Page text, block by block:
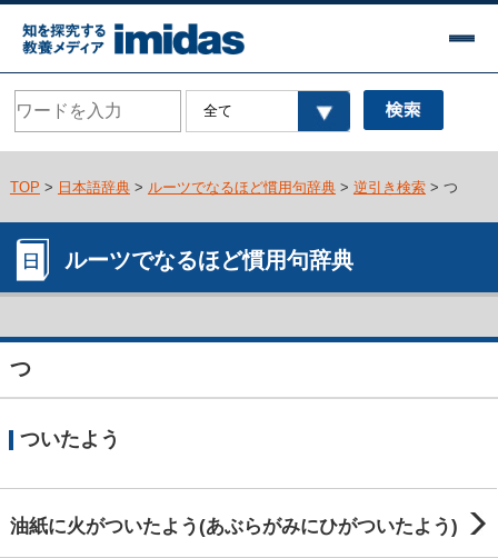
TOP > 日本語辞典> ルーツでなるほど慣用句辞典> 逆引き検索> つ
ルーツでなるほど慣用句辞典
つ
ついたよう
油紙に火がついたよう(あぶらがみにひがついたよう)